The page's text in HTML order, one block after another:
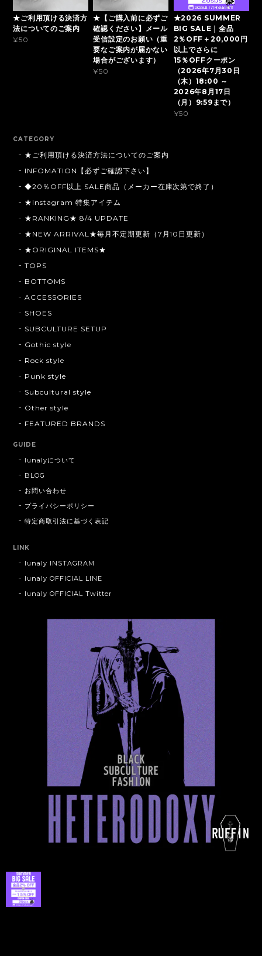
★ご利用頂ける決済方
法についてのご案内
¥50
★【ご購入前に必ずご
確認ください】メール
受信設定のお願い（重
要なご案内が届かない
場合がございます）
¥50
★2026 SUMMER
BIG SALE｜全品
2％OFF＋20,000円
以上でさらに
15％OFFクーポン
（2026年7月30日
（木）18:00 ～
2026年8月17日
（月）9:59まで）
¥50
CATEGORY
★ご利用頂ける決済方法についてのご案内
INFOMATION【必ずご確認下さい】
◆20％OFF以上 SALE商品（メーカー在庫次第で終了）
★Instagram 特集アイテム
★RANKING★ 8/4 UPDATE
★NEW ARRIVAL★毎月不定期更新（7月10日更新）
★ORIGINAL ITEMS★
TOPS
BOTTOMS
ACCESSORIES
SHOES
SUBCULTURE SETUP
Gothic style
Rock style
Punk style
Subcultural style
Other style
FEATURED BRANDS
GUIDE
lunalyについて
BLOG
お問い合わせ
プライバシーポリシー
特定商取引法に基づく表記
LINK
lunaly INSTAGRAM
lunaly OFFICIAL LINE
lunaly OFFICIAL Twitter